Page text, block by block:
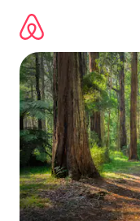
directement
contenu